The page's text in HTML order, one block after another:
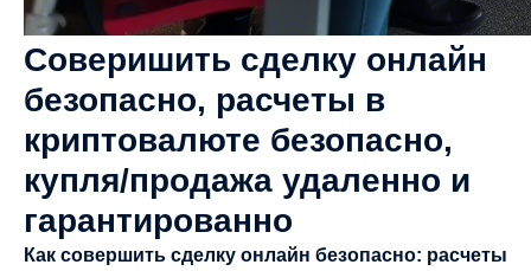
Соверишить сделку онлайн
безопасно, расчеты в
криптовалюте безопасно,
купля/продажа удаленно и
гарантированно
Как совершить сделку онлайн безопасно: расчеты